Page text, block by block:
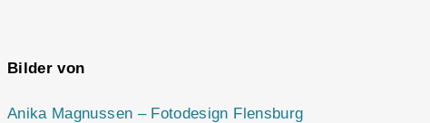
Bilder von
Anika Magnussen – Fotodesign Flensburg